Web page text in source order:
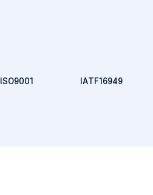
ISO9001 IATF16949